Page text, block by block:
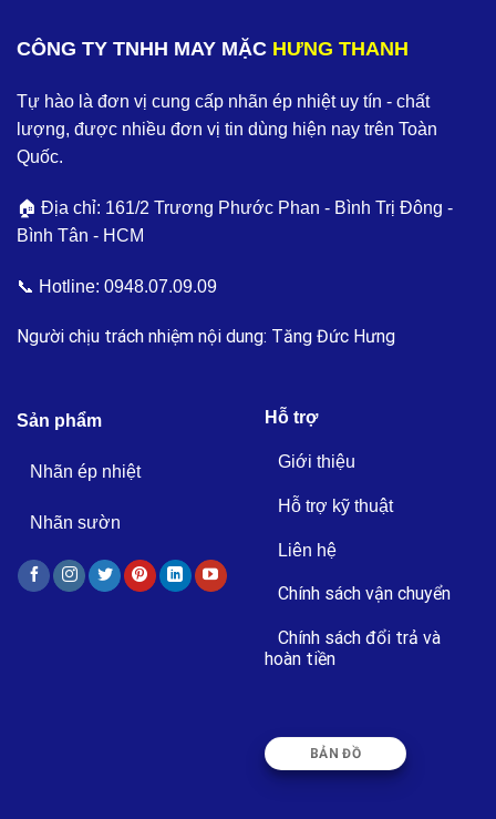
CÔNG TY TNHH MAY MẶC HƯNG THANH
Tự hào là đơn vị cung cấp nhãn ép nhiệt uy tín - chất
lượng, được nhiều đơn vị tin dùng hiện nay trên Toàn
Quốc.
🏠 Địa chỉ: 161/2 Trương Phước Phan - Bình Trị Đông -
Bình Tân - HCM
📞 Hotline: 0948.07.09.09
Người chịu trách nhiệm nội dung: Tăng Đức Hưng
Sản phẩm
Nhãn ép nhiệt
Nhãn sườn
Hỗ trợ
Giới thiệu
Hỗ trợ kỹ thuật
Liên hệ
Chính sách vận chuyển
Chính sách đổi trả và
hoàn tiền
BẢN ĐỒ